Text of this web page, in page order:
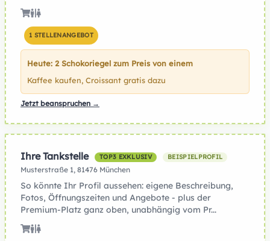
1 STELLENANGEBOT
Heute: 2 Schokoriegel zum Preis von einem
Kaffee kaufen, Croissant gratis dazu
Jetzt beanspruchen →
Ihre Tankstelle TOP3 EXKLUSIV BEISPIELPROFIL
Musterstraße 1, 81476 München
So könnte Ihr Profil aussehen: eigene Beschreibung,
Fotos, Öffnungszeiten und Angebote - plus der
Premium-Platz ganz oben, unabhängig vom Pr...